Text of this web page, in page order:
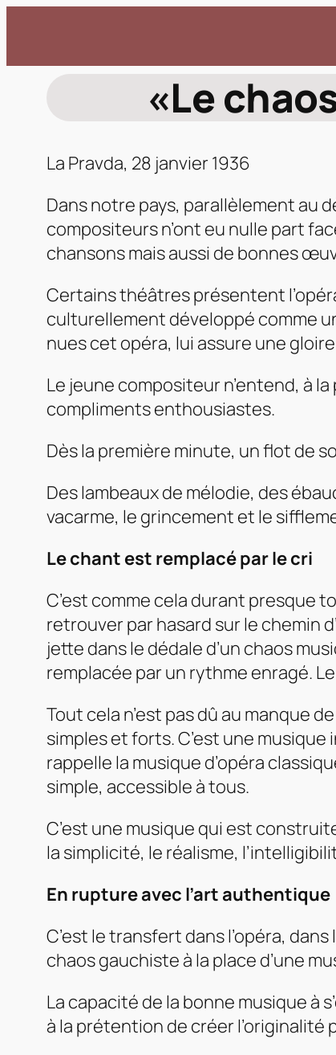
contenu
«Le
La Pravda, 28 janvier 1936
Dans notre pays, parallèlement au
compositeurs n’ont eu nulle part
chansons mais aussi de bonnes
Certains théâtres présentent
culturellement développé comme
nues cet opéra, lui assure une
Le jeune compositeur n’entend, à
compliments enthousiastes.
Dès la première minute, un flot de
Des lambeaux de mélodie, des
vacarme, le grincement et le
Le chant est remplacé par le cri
C’est comme cela durant presque
retrouver par hasard sur le chemin
jette dans le dédale d’un chaos
remplacée par un rythme enragé.
Tout cela n’est pas dû au manque
simples et forts. C’est une
rappelle la musique d’opéra
simple, accessible à tous.
C’est une musique qui est
la simplicité, le réalisme,
En rupture avec l’art authentique
C’est le transfert dans l’opéra,
chaos gauchiste à la place d’une
La capacité de la bonne musique à
à la prétention de créer l’originalité